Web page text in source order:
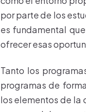
por parte de los
es fundamental
ofrecer esas
Tanto los
programas de
los elementos de la